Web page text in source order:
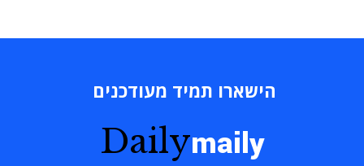
הישארו תמיד מעודכנים
Dailymaily